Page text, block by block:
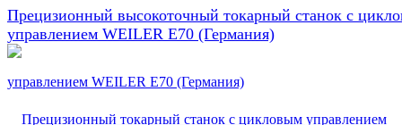
Прецизионный высокоточный токарный станок с
управлением WEILER E70 (Германия)